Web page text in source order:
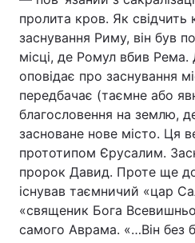
Екологія
Лонгріди
Відео з Youtube
Архів
Контакти
пролита кров. Як свідчить
заснування Риму, він був
місці, де Ромул вбив
оповідає про заснування
передбачає (таємне або
благословення на землю,
засноване нове місто. Ця
прототипом Єрусалим.
пророк Давид. Проте ще
існував таємничий «цар
«священик Бога
самого Аврама. «…Він без